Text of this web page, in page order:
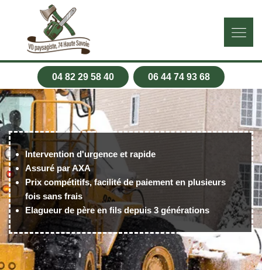
04 82 29 58 40 06 44 74 93 68
Intervention d'urgence et rapide
Assuré par AXA
Prix compétitifs, facilité de paiement en plusieurs
fois sans frais
Elagueur de père en fils depuis 3 générations